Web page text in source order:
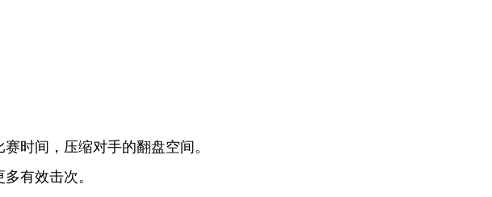
时间，压缩对手的翻盘空间。
有效击次。